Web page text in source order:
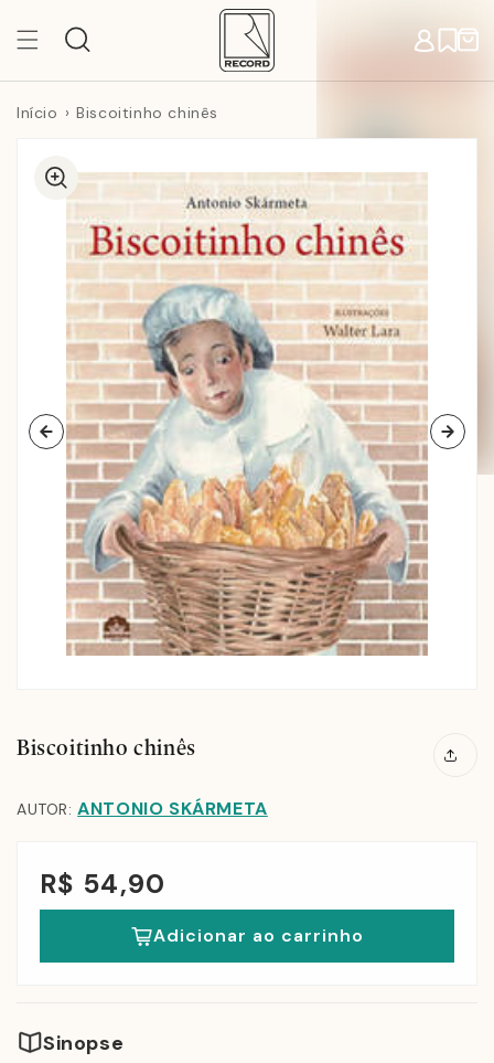
para o
conteúdo
Início Biscoitinho chinês
Biscoitinho chinês
AUTOR: ANTONIO SKÁRMETA
R$ 54,90
Adicionar ao carrinho
Sinopse